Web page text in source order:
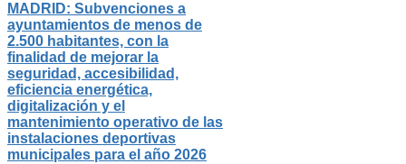
MADRID: Subvenciones a
ayuntamientos de menos de
2.500 habitantes, con la
finalidad de mejorar la
seguridad, accesibilidad,
eficiencia energética,
digitalización y el
mantenimiento operativo de las
instalaciones deportivas
municipales para el año 2026